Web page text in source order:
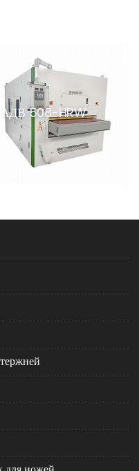
АДВ 508-HRW